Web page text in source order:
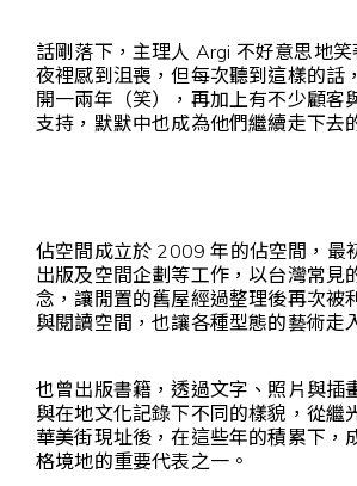
話剛落下，主理人 Argi 不好意思地
夜裡感到沮喪，但每次聽到這樣的話
開一兩年（笑），再加上有不少顧客
支持，默默中也成為他們繼續走下去
佔空間成立於 2009 年的佔空間，最
出版及空間企劃等工作，以台灣常見
念，讓閒置的舊屋經過整理後再次被
與閱讀空間，也讓各種型態的藝術走
也曾出版書籍，透過文字、照片與插
與在地文化記錄下不同的樣貌，從繼
華美街現址後，在這些年的積累下，
格境地的重要代表之一。